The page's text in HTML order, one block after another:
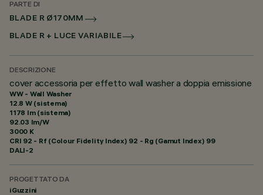
PARTE DI
BLADE R Ø170MM
BLADE R + LUCE VARIABILE
DESCRIZIONE
cover accessoria per effetto wall washer a doppia emissione
WW - Wall Washer
12.8 W (sistema)
1178 lm (sistema)
92.03 lm/W
3000 K
CRI 92 - Rf (Colour Fidelity Index) 92 - Rg (Gamut Index) 99
DALI-2
PROGETTATO DA
iGuzzini